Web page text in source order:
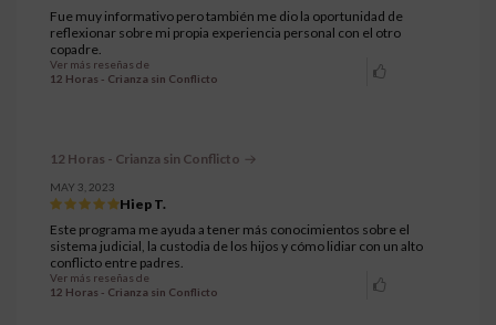
Fue muy informativo pero también me dio la oportunidad de
reflexionar sobre mi propia experiencia personal con el otro
copadre.
Ver más reseñas de
12 Horas - Crianza sin Conflicto
12 Horas - Crianza sin Conflicto
MAY 3, 2023
Hiep T.
Este programa me ayuda a tener más conocimientos sobre el
sistema judicial, la custodia de los hijos y cómo lidiar con un alto
conflicto entre padres.
Ver más reseñas de
12 Horas - Crianza sin Conflicto